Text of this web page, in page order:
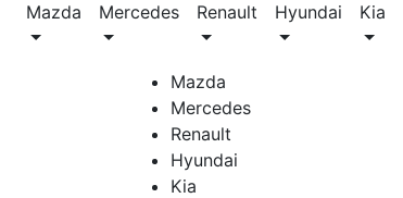
Mazda Mercedes Renault Hyundai Kia
Mazda
Mercedes
Renault
Hyundai
Kia